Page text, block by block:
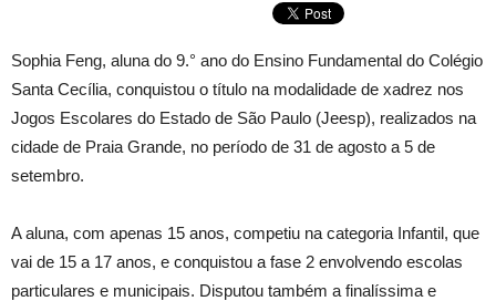
Sophia Feng, aluna do 9.° ano do Ensino Fundamental do Colégio
Santa Cecília, conquistou o título na modalidade de xadrez nos
Jogos Escolares do Estado de São Paulo (Jeesp), realizados na
cidade de Praia Grande, no período de 31 de agosto a 5 de
setembro.
A aluna, com apenas 15 anos, competiu na categoria Infantil, que
vai de 15 a 17 anos, e conquistou a fase 2 envolvendo escolas
particulares e municipais. Disputou também a finalíssima e